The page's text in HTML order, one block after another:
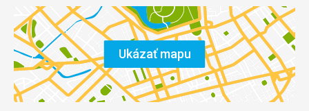
Ukázať mapu